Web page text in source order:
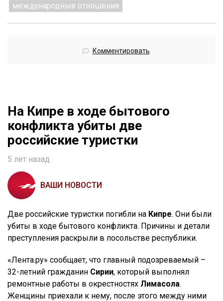
международные отношения
Комментировать
На Кипре в ходе бытового
конфликта убиты две
российские туристки
5 лет назад
ВАШИ НОВОСТИ
Две российские туристки погибли на Кипре. Они были
убиты в ходе бытового конфликта. Причины и детали
преступления раскрыли в посольстве республики.
«Лента.ру» сообщает, что главный подозреваемый –
32-летний гражданин Сирии, который выполнял
ремонтные работы в окрестностях Лимасола.
Женщины приехали к нему, после этого между ними